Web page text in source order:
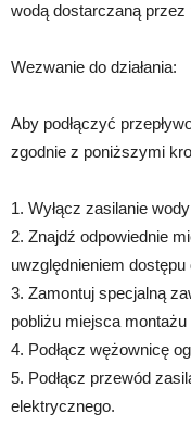
wodą dostarczaną przez
Wezwanie do działania:
Aby podłączyć
zgodnie z poniższymi
1. Wyłącz zasilanie
2. Znajdź odpowiednie
uwzględnieniem dostępu
3. Zamontuj specjalną
pobliżu miejsca
4. Podłącz wężownicę
5. Podłącz przewód
elektrycznego.